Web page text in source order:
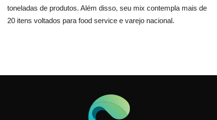
toneladas de produtos. Além disso, seu mix contempla mais de
20 itens voltados para food service e varejo nacional.